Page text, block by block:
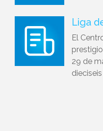
Liga
El
29 de